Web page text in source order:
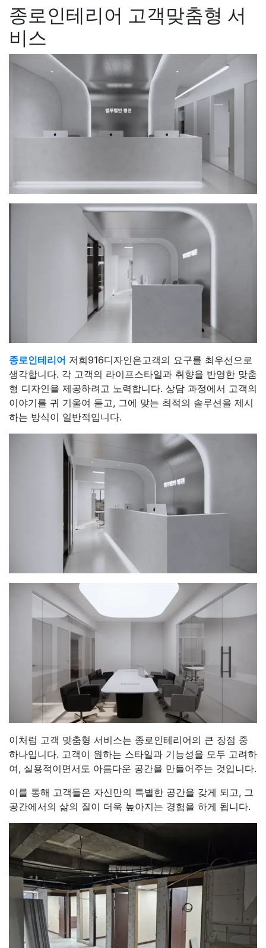
종로인테리어 고객맞춤형 서
비스
종로인테리어 저희916디자인은고객의 요구를 최우선으로
생각합니다. 각 고객의 라이프스타일과 취향을 반영한 맞춤
형 디자인을 제공하려고 노력합니다. 상담 과정에서 고객의
이야기를 귀 기울여 듣고, 그에 맞는 최적의 솔루션을 제시
하는 방식이 일반적입니다.
이처럼 고객 맞춤형 서비스는 종로인테리어의 큰 장점 중
하나입니다. 고객이 원하는 스타일과 기능성을 모두 고려하
여, 실용적이면서도 아름다운 공간을 만들어주는 것입니다.
이를 통해 고객들은 자신만의 특별한 공간을 갖게 되고, 그
공간에서의 삶의 질이 더욱 높아지는 경험을 하게 됩니다.